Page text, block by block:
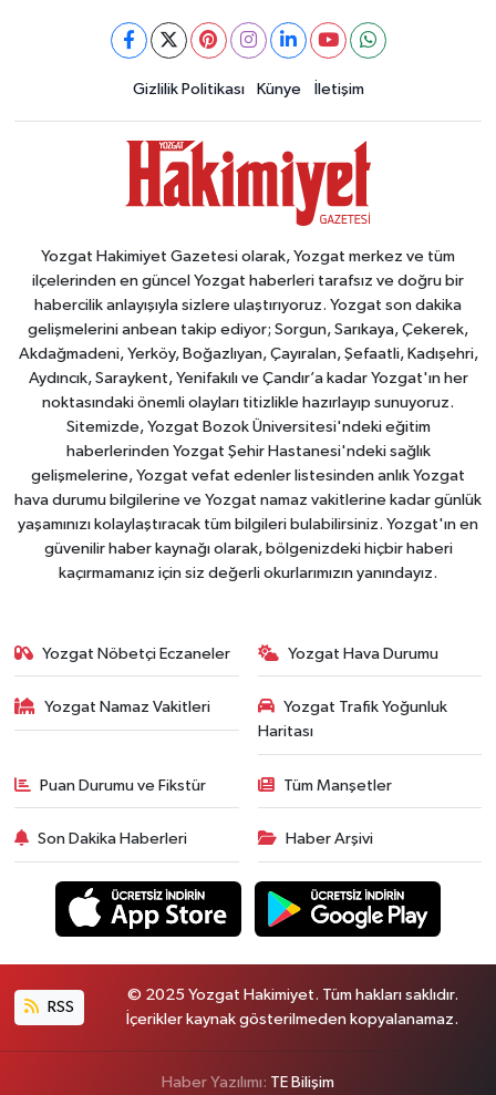
Gizlilik Politikası Künye İletişim
Yozgat Hakimiyet Gazetesi olarak, Yozgat merkez ve tüm
ilçelerinden en güncel Yozgat haberleri tarafsız ve doğru bir
habercilik anlayışıyla sizlere ulaştırıyoruz. Yozgat son dakika
gelişmelerini anbean takip ediyor; Sorgun, Sarıkaya, Çekerek,
Akdağmadeni, Yerköy, Boğazlıyan, Çayıralan, Şefaatli, Kadışehri,
Aydıncık, Saraykent, Yenifakılı ve Çandır’a kadar Yozgat'ın her
noktasındaki önemli olayları titizlikle hazırlayıp sunuyoruz.
Sitemizde, Yozgat Bozok Üniversitesi'ndeki eğitim
haberlerinden Yozgat Şehir Hastanesi'ndeki sağlık
gelişmelerine, Yozgat vefat edenler listesinden anlık Yozgat
hava durumu bilgilerine ve Yozgat namaz vakitlerine kadar günlük
yaşamınızı kolaylaştıracak tüm bilgileri bulabilirsiniz. Yozgat'ın en
güvenilir haber kaynağı olarak, bölgenizdeki hiçbir haberi
kaçırmamanız için siz değerli okurlarımızın yanındayız.
Yozgat Nöbetçi Eczaneler Yozgat Hava Durumu
Yozgat Namaz Vakitleri
Yozgat Trafik Yoğunluk
Haritası
Puan Durumu ve Fikstür Tüm Manşetler
Son Dakika Haberleri Haber Arşivi
RSS
© 2025 Yozgat Hakimiyet. Tüm hakları saklıdır.
İçerikler kaynak gösterilmeden kopyalanamaz.
Haber Yazılımı: TE Bilişim